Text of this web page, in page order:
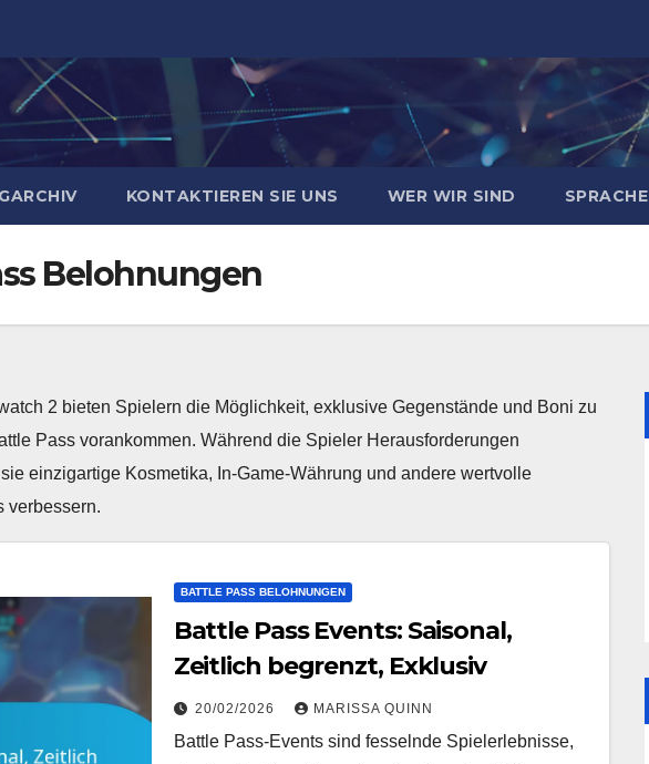
KONTAKTIEREN SIE UNS WER WIR SIND SPRACHE
Belohnungen
2 bieten Spielern die Möglichkeit, exklusive Gegenstände und Boni zu
Pass vorankommen. Während die Spieler Herausforderungen
einzigartige Kosmetika, In-Game-Währung und andere wertvolle
verbessern.
BATTLE PASS BELOHNUNGEN
Battle Pass Events: Saisonal,
Zeitlich begrenzt, Exklusiv
20/02/2026 MARISSA QUINN
Battle Pass-Events sind fesselnde Spielerlebnisse,